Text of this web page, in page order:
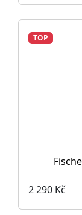
TOP
2 290 Kč